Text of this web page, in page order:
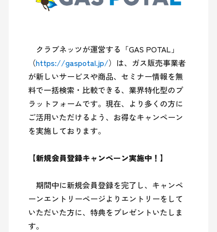
クラブネッツが運営する「GAS POTAL」
（https://gaspotal.jp/）は、ガス販売事業者
が新しいサービスや商品、セミナー情報を無
料で一括検索・比較できる、業界特化型のプ
ラットフォームです。現在、より多くの方に
ご活用いただけるよう、お得なキャンペーン
を実施しております。
【新規会員登録キャンペーン実施中！】
期間中に新規会員登録を完了し、キャンペ
ーンエントリーページよりエントリーをして
いただいた方に、特典をプレゼントいたしま
す。